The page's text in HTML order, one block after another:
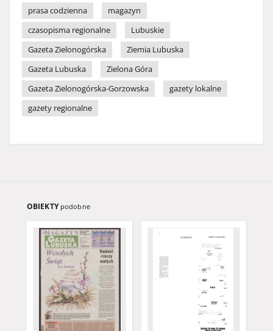
prasa codzienna
magazyn
czasopisma regionalne
Lubuskie
Gazeta Zielonogórska
Ziemia Lubuska
Gazeta Lubuska
Zielona Góra
Gazeta Zielonogórska-Gorzowska
gazety lokalne
gazety regionalne
OBIEKTY podobne